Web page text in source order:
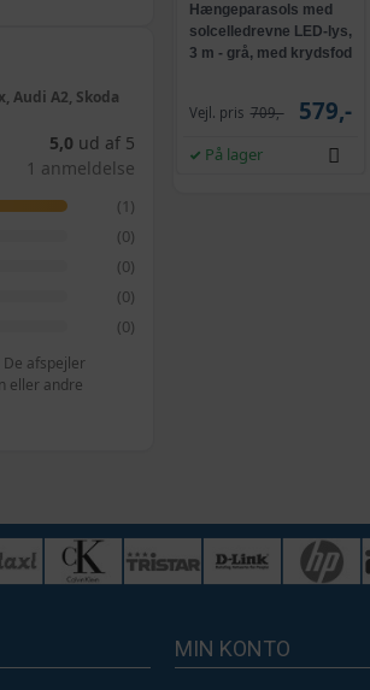
Audi A2, Skoda
5,0 ud af 5
1 anmeldelse
(1)
(0)
(0)
(0)
(0)
afspejler
eller andre
Hængeparasols med
solcelledrevne LED-lys,
3 m - grå, med krydsfod
Vejl. pris 709,- 579,-
På lager
MIN KONTO